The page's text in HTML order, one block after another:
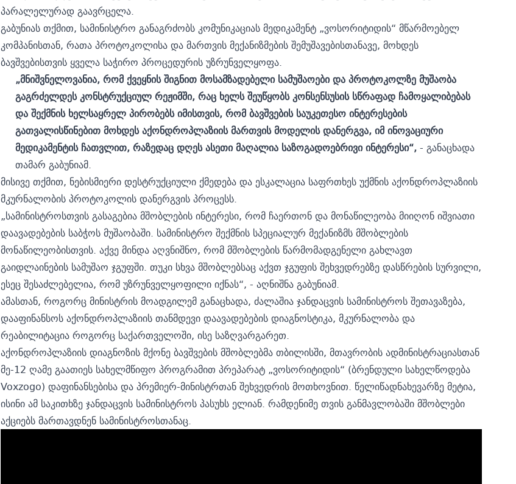
პარალელურად გაავრცელა.
გაბუნიას თქმით, სამინისტრო განაგრძობს კომუნიკაციას მედიკამენტ „ვოსორიტიდის“ მწარმოებელ
კომპანისთან, რათა პროტოკოლისა და მართვის მექანიზმების შემუშავებისთანავე, მოხდეს
ბავშვებისთვის ყველა საჭირო პროცედურის უზრუნველყოფა.
„მნიშვნელოვანია, რომ ქვეყნის შიგნით მოსამზადებელი სამუშაოები და პროტოკოლზე მუშაობა
გაგრძელდეს კონსტრუქციულ რეჟიმში, რაც ხელს შეუწყობს კონსენსუსის სწრაფად ჩამოყალიბებას
და შექმნის ხელსაყრელ პირობებს იმისთვის, რომ ბავშვების საუკეთესო ინტერესების
გათვალისწინებით მოხდეს აქონდროპლაზიის მართვის მოდელის დანერგვა, იმ ინოვაციური
მედიკამენტის ჩათვლით, რაზედაც დღეს ასეთი მაღალია საზოგადოებრივი ინტერესი“,- განაცხადა
თამარ გაბუნიამ.
მისივე თქმით, ნებისმიერი დესტრუქციული ქმედება და ესკალაცია საფრთხეს უქმნის აქონდროპლაზიის
მკურნალობის პროტოკოლის დანერგვის პროცესს.
„სამინისტროსთვის გასაგებია მშობლების ინტერესი, რომ ჩაერთონ და მონაწილეობა მიიღონ იშვიათი
დაავადებების საბჭოს მუშაობაში. სამინისტრო შექმნის სპეციალურ მექანიზმს მშობლების
მონაწილეობისთვის. აქვე მინდა აღვნიშნო, რომ მშობლების წარმომადგენელი გახლავთ
გაიდლაინების სამუშაო ჯგუფში. თუკი სხვა მშობლებსაც აქვთ ჯგუფის შეხვედრებზე დასწრების სურვილი,
ესეც შესაძლებელია, რომ უზრუნველყოფილი იქნას“, - აღნიშნა გაბუნიამ.
ამასთან, როგორც მინისტრის მოადგილემ განაცხადა, ძალაშია ჯანდაცვის სამინისტროს შეთავაზება,
დააფინანსოს აქონდროპლაზიის თანმდევი დაავადებების დიაგნოსტიკა, მკურნალობა და
რეაბილიტაცია როგორც საქართველოში, ისე საზღვარგარეთ.
აქონდროპლაზიის დიაგნოზის მქონე ბავშვების მშობლებმა თბილისში, მთავრობის ადმინისტრაციასთან
მე-12 ღამე გაათიეს სახელმწიფო პროგრამით პრეპარატ „ვოსორიტიდის“ (ბრენდული სახელწოდება
Voxzogo) დაფინანსებისა და პრემიერ-მინისტრთან შეხვედრის მოთხოვნით. წელიწადნახევარზე მეტია,
ისინი ამ საკითხზე ჯანდაცვის სამინისტროს პასუხს ელიან. რამდენიმე თვის განმავლობაში მშობლები
აქციებს მართავდნენ სამინისტროსთანაც.